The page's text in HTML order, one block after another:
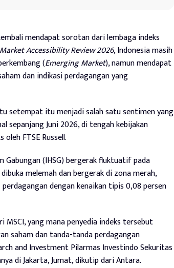
mendapat sorotan dari lembaga indeks
Accessibility Review 2026, Indonesia masih
(Emerging Market), namun mendapat
dan indikasi perdagangan yang
setempat itu menjadi salah satu sentimen yang
sepanjang Juni 2026, di tengah kebijakan
FTSE Russell.
Gabungan (IHSG) bergerak fluktuatif pada
melemah dan bergerak di zona merah,
dengan kenaikan tipis 0,08 persen
MSCI, yang mana penyedia indeks tersebut
saham dan tanda-tanda perdagangan
and Investment Pilarmas Investindo Sekuritas
di Jakarta, Jumat, dikutip dari Antara.